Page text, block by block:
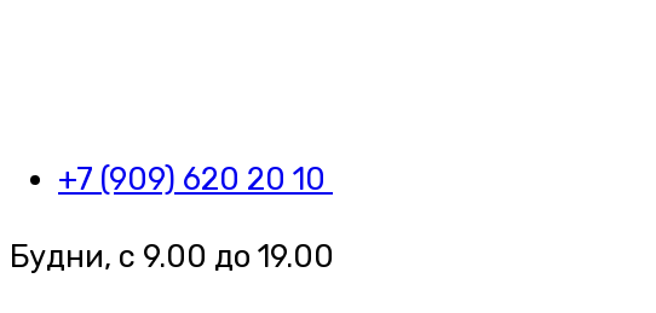
+7 (909) 620 20 10
Будни, с 9.00 до 19.00